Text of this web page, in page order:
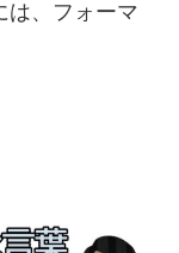
は、フォーマ